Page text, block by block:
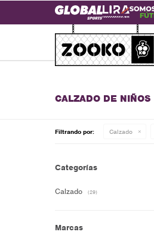
CALZADO DE NIÑOS
Filtrando por: Calzado
Categorías
Calzado (29)
Marcas